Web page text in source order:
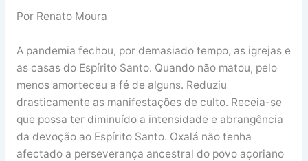
Por Renato Moura
A pandemia fechou, por demasiado tempo, as igrejas e
as casas do Espírito Santo. Quando não matou, pelo
menos amorteceu a fé de alguns. Reduziu
drasticamente as manifestações de culto. Receia-se
que possa ter diminuído a intensidade e abrangência
da devoção ao Espírito Santo. Oxalá não tenha
afectado a perseverança ancestral do povo açoriano